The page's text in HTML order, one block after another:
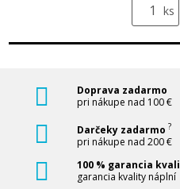
ks
Doprava zadarmo
pri nákupe nad 100 €
Darčeky zadarmo ?
pri nákupe nad 200 €
100 % garancia
garancia kvality náplní